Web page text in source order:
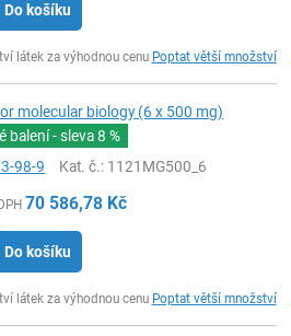
Do košíku
látek za výhodnou cenu Poptat větší množství
molecular biology (6 x 500 mg)
balení - sleva8 %
98-9 Kat. č.: 1121MG500_6
70 586,78 Kč
Do košíku
látek za výhodnou cenu Poptat větší množství